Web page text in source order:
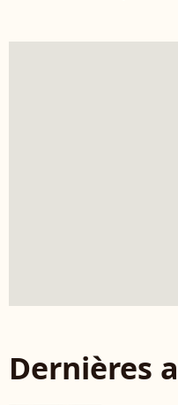
Dernières